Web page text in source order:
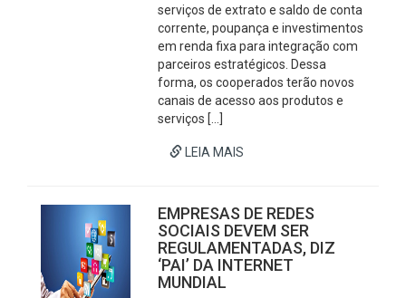
serviços de extrato e saldo de conta
corrente, poupança e investimentos
em renda fixa para integração com
parceiros estratégicos. Dessa
forma, os cooperados terão novos
canais de acesso aos produtos e
serviços […]
LEIA MAIS
EMPRESAS DE REDES
SOCIAIS DEVEM SER
REGULAMENTADAS, DIZ
‘PAI’ DA INTERNET
MUNDIAL